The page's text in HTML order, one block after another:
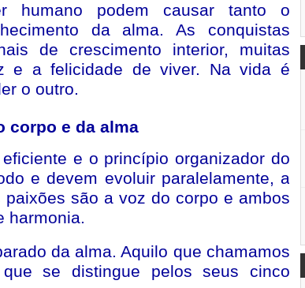
podem causar tanto o
da alma. As conquistas
de crescimento interior, muitas
e a felicidade de viver. Na vida é
o outro.
corpo e da alma
e o princípio organizador do
e devem evoluir paralelamente, a
são a voz do corpo e ambos
harmonia.
da alma. Aquilo que chamamos
se distingue pelos seus cinco